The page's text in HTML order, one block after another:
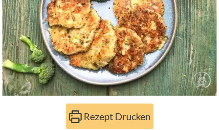
Rezept Drucken